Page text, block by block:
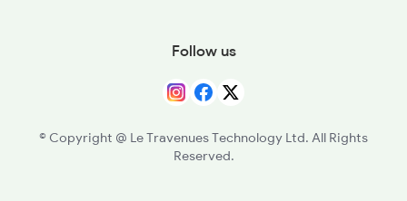
Follow us
© Copyright @ Le Travenues Technology Ltd. All Rights
Reserved.